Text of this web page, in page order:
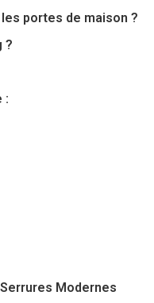
portes de maison ?
?
:
Modernes